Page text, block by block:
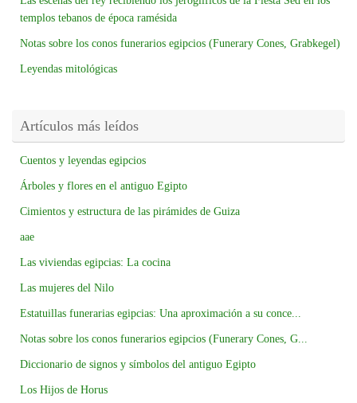
templos tebanos de época ramésida
Notas sobre los conos funerarios egipcios (Funerary Cones, Grabkegel)
Leyendas mitológicas
Artículos más leídos
Cuentos y leyendas egipcios
Árboles y flores en el antiguo Egipto
Cimientos y estructura de las pirámides de Guiza
aae
Las viviendas egipcias: La cocina
Las mujeres del Nilo
Estatuillas funerarias egipcias: Una aproximación a su conce...
Notas sobre los conos funerarios egipcios (Funerary Cones, G...
Diccionario de signos y símbolos del antiguo Egipto
Los Hijos de Horus